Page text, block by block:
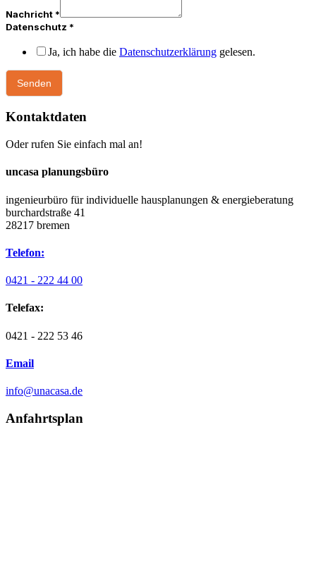
Nachricht *
Datenschutz *
Ja, ich habe die Datenschutzerklärung gelesen.
Senden
Kontaktdaten
Oder rufen Sie einfach mal an!
uncasa planungsbüro
ingenieurbüro für individuelle hausplanungen & energieberatung
burchardstraße 41
28217 bremen
Telefon:
0421 - 222 44 00
Telefax:
0421 - 222 53 46
Email
info@unacasa.de
Anfahrtsplan